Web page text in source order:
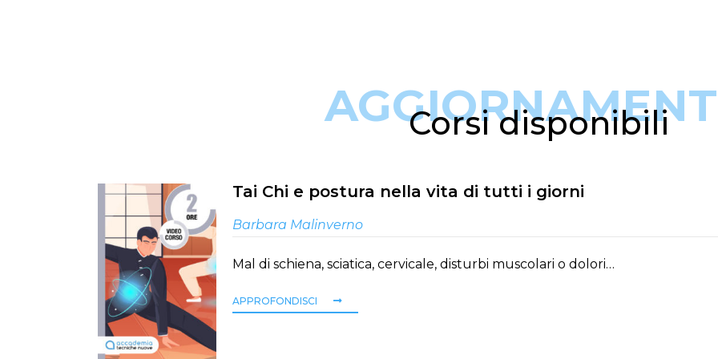
Corsi disponibili
Tai Chi e postura nella vita di tutti i giorni
Barbara Malinverno
Mal di schiena, sciatica, cervicale, disturbi muscolari o dolori…
APPROFONDISCI